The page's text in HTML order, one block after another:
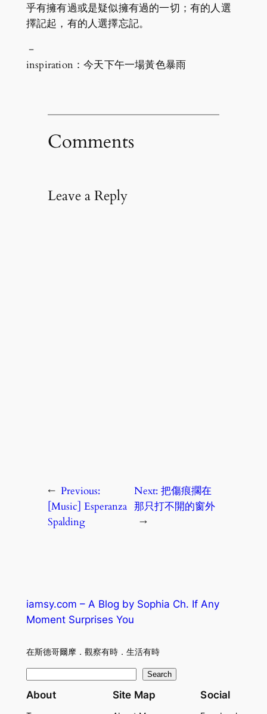
乎有擁有過或是疑似擁有過的一切；有的人選
擇記起，有的人選擇忘記。
－
inspiration：今天下午一場黃色暴雨
Comments
Leave a Reply
← Previous:
[Music] Esperanza
Spalding
Next:把傷痕擱在
那只打不開的窗外
→
iamsy.com – A Blog by Sophia Ch. If Any
Moment Surprises You
在斯德哥爾摩．觀察有時．生活有時
e
Search
About Site Map Social